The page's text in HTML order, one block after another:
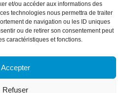
et/ou accéder aux informations des
technologies nous permettra de traiter
de navigation ou les ID uniques
ou de retirer son consentement peut
caractéristiques et fonctions.
Accepter
Refuser
Merci pour votre
rapide et très
qui se profile… ai
en ligne 😊!!Empathie,
les maîtres mots.Antoine